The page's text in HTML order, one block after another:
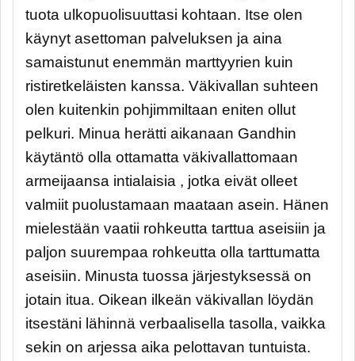
tuota ulkopuolisuuttasi kohtaan. Itse olen
käynyt asettoman palveluksen ja aina
samaistunut enemmän marttyyrien kuin
ristiretkeläisten kanssa. Väkivallan suhteen
olen kuitenkin pohjimmiltaan eniten ollut
pelkuri. Minua herätti aikanaan Gandhin
käytäntö olla ottamatta väkivallattomaan
armeijaansa intialaisia , jotka eivät olleet
valmiit puolustamaan maataan asein. Hänen
mielestään vaatii rohkeutta tarttua aseisiin ja
paljon suurempaa rohkeutta olla tarttumatta
aseisiin. Minusta tuossa järjestyksessä on
jotain itua. Oikean ilkeän väkivallan löydän
itsestäni lähinnä verbaalisella tasolla, vaikka
sekin on arjessa aika pelottavan tuntuista.